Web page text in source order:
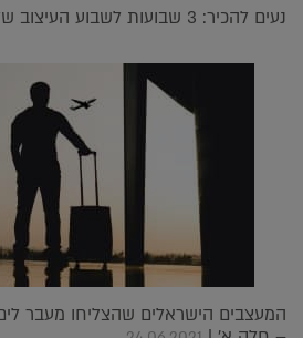
נעים להכיר: 3 שבועות לשבוע העיצוב של דובאי |
המעצבים הישראלים שהצליחו מעבר